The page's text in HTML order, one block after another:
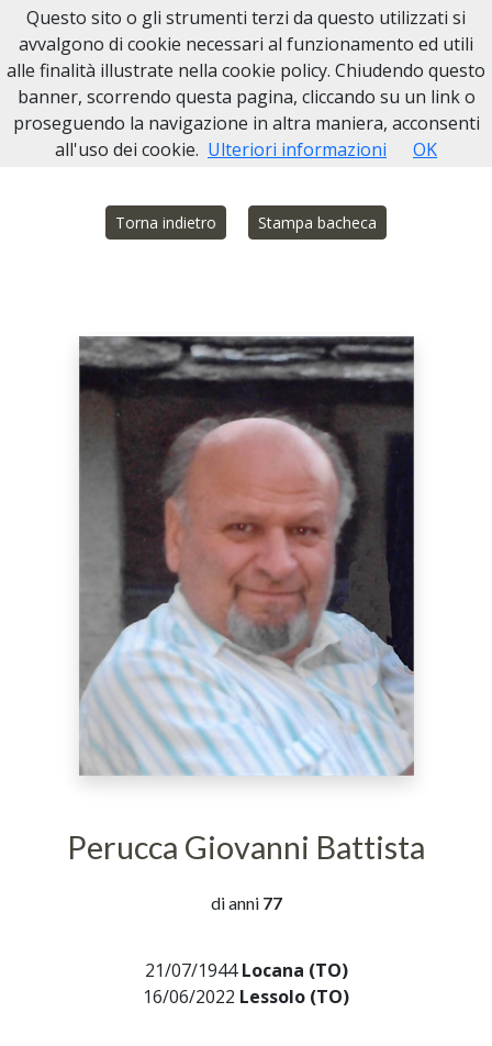
Necrologi Ivrea
Home Italia TO Locana Perucca Giovanni Battista
Torna indietro Stampa bacheca
Perucca Giovanni Battista
di anni 77
21/07/1944Locana (TO)
16/06/2022 Lessolo (TO)
Questo sito o gli strumenti terzi da questo utilizzati si
avvalgono di cookie necessari al funzionamento ed utili
alle finalità illustrate nella cookie policy. Chiudendo questo
banner, scorrendo questa pagina, cliccando su un link o
proseguendo la navigazione in altra maniera, acconsenti
all'uso dei cookie. Ulteriori informazioni OK